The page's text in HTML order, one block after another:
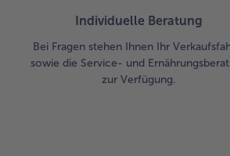
Individuelle Beratung
Bei Fragen stehen Ihnen Ihr
sowie die Service- und
zur Verfügung.